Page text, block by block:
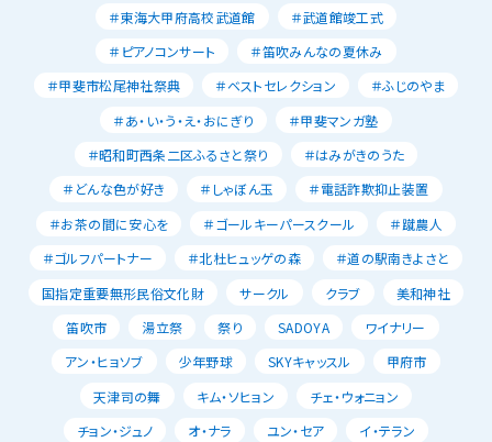
＃東海大甲府高校武道館
＃武道館竣工式
＃ピアノコンサート
＃笛吹みんなの夏休み
＃甲斐市松尾神社祭典
＃ベストセレクション
＃ふじのやま
＃あ・い・う・え・おにぎり
＃甲斐マンガ塾
＃昭和町西条二区ふるさと祭り
＃はみがきのうた
＃どんな色が好き
＃しゃぼん玉
＃電話詐欺抑止装置
＃お茶の間に安心を
＃ゴールキーパースクール
＃蹴農人
＃ゴルフパートナー
＃北杜ヒュッゲの森
＃道の駅南きよさと
国指定重要無形民俗文化財
サークル クラブ
美和神社
笛吹市
湯立祭 祭り SADOYA
ワイナリー
アン・ヒョソブ
少年野球 SKYキャッスル
甲府市
天津司の舞
キム・ソヒョン
チェ・ウォニョン
チョン・ジュノ
オ・ナラ ユン・セア
イ・テラン